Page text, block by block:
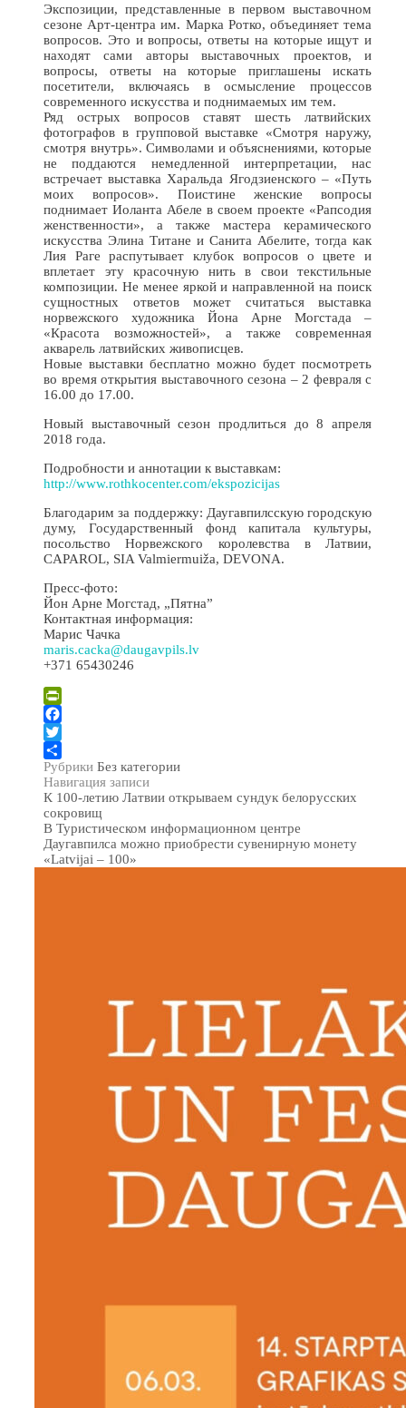
Экспозиции, представленные в первом выставочном
сезоне Арт-центра им. Марка Ротко, объединяет тема
вопросов. Это и вопросы, ответы на которые ищут и
находят сами авторы выставочных проектов, и
вопросы, ответы на которые приглашены искать
посетители, включаясь в осмысление процессов
современного искусства и поднимаемых им тем.
Ряд острых вопросов ставят шесть латвийских
фотографов в групповой выставке «Смотря наружу,
смотря внутрь». Символами и объяснениями, которые
не поддаются немедленной интерпретации, нас
встречает выставка Харальда Ягодзиенского – «Путь
моих вопросов». Поистине женские вопросы
поднимает Иоланта Абеле в своем проекте «Рапсодия
женственности», а также мастера керамического
искусства Элина Титане и Санита Абелите, тогда как
Лия Раге распутывает клубок вопросов о цвете и
вплетает эту красочную нить в свои текстильные
композиции. Не менее яркой и направленной на поиск
сущностных ответов может считаться выставка
норвежского художника Йона Арне Могстада –
«Красота возможностей», а также современная
акварель латвийских живописцев.
Новые выставки бесплатно можно будет посмотреть
во время открытия выставочного сезона – 2 февраля с
16.00 до 17.00.
Новый выставочный сезон продлиться до 8 апреля
2018 года.
Подробности и аннотации к выставкам:
http://www.rothkocenter.com/ekspozicijas
Благодарим за поддержку: Даугавпилсскую городскую
думу, Государственный фонд капитала культуры,
посольство Норвежского королевства в Латвии,
CAPAROL, SIA Valmiermuiža, DEVONA.
Пресс-фото:
Йон Арне Могстад, „Пятна”
Контактная информация:
Марис Чачка
maris.cacka@daugavpils.lv
+371 65430246
PrintFriendly
Facebook
Twitter
Отправить
Рубрики Без категории
Навигация записи
К 100-летию Латвии открываем сундук белорусских
сокровищ
В Туристическом информационном центре
Даугавпилса можно приобрести сувенирную монету
«Latvijai – 100»